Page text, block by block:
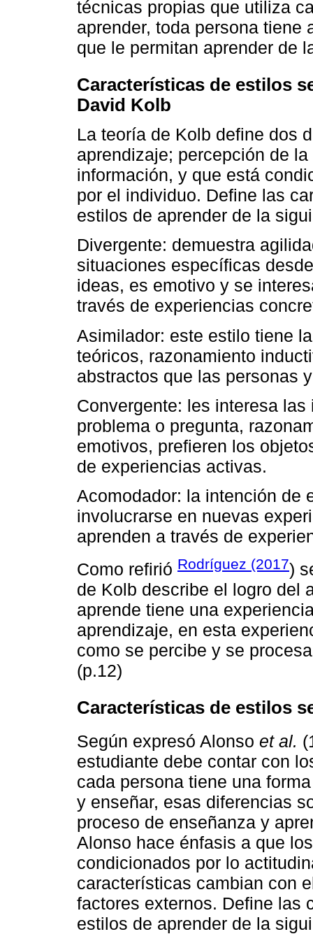
técnicas propias que utiliza
aprender, toda persona tiene
que le permitan aprender de
Características de estilos
David Kolb
La teoría de Kolb define dos
aprendizaje; percepción de
información, y que está
por el individuo. Define las
estilos de aprender de la
Divergente: demuestra
situaciones específicas
ideas, es emotivo y se
través de experiencias
Asimilador: este estilo tiene
teóricos, razonamiento
abstractos que las personas
Convergente: les interesa
problema o pregunta,
emotivos, prefieren los
de experiencias activas.
Acomodador: la intención de
involucrarse en nuevas
aprenden a través de
Como refirió Rodríguez (2017)
de Kolb describe el logro del
aprende tiene una
aprendizaje, en esta
como se percibe y se
(p.12)
Características de estilos
Según expresó Alonso et al.
estudiante debe contar con
cada persona tiene una
y enseñar, esas diferencias
proceso de enseñanza y
Alonso hace énfasis a que
condicionados por lo
características cambian con
factores externos. Define las
estilos de aprender de la